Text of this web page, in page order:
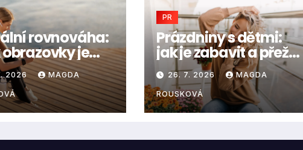
rovnováha:
je
ještě v
2026 MAGDA
PR
Prázdniny s dětmi:
jak je zabavit a přežít
to ve zdraví
26. 7. 2026 MAGDA
ROUSKOVÁ